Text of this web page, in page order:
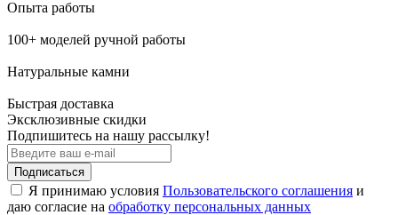
Опыта работы
100+ моделей ручной работы
Натуральные камни
Быстрая доставка
Эксклюзивные скидки
Подпишитесь на нашу рассылку!
Подписаться
Я принимаю условия Пользовательского соглашения и
даю согласие на обработку персональных данных